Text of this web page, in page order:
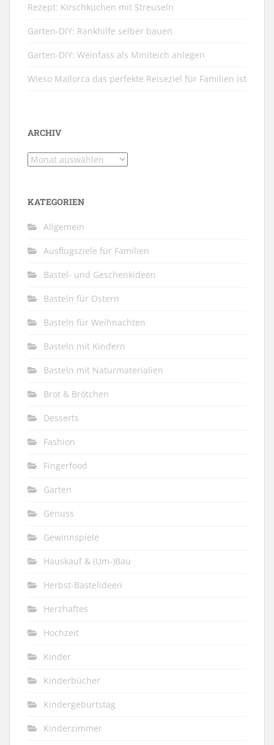
Rezept: Kirschkuchen mit Streuseln
Garten-DIY: Rankhilfe selber bauen
Garten-DIY: Weinfass als Miniteich anlegen
Wieso Mallorca das perfekte Reiseziel für Familien ist
ARCHIV
Archiv
KATEGORIEN
Allgemein
Ausflugsziele für Familien
Bastel- und Geschenkideen
Basteln für Ostern
Basteln für Weihnachten
Basteln mit Kindern
Basteln mit Naturmaterialien
Brot & Brötchen
Desserts
Fashion
Fingerfood
Garten
Genuss
Gewinnspiele
Hauskauf & (Um-)Bau
Herbst-Bastelideen
Herzhaftes
Hochzeit
Kinder
Kinderbücher
Kindergeburtstag
Kinderzimmer